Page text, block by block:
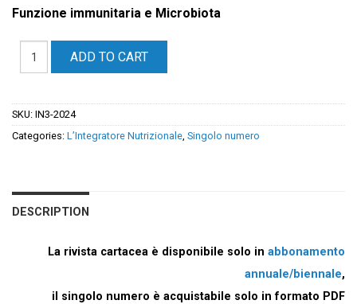
Funzione immunitaria e Microbiota
ADD TO CART
SKU: IN3-2024
Categories: L’Integratore Nutrizionale Singolo numero
DESCRIPTION
La rivista cartacea è disponibile solo in abbonamento
annuale/biennale,
il singolo numero è acquistabile solo in formato PDF